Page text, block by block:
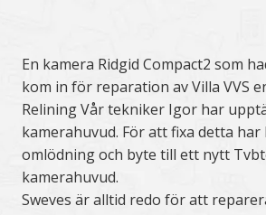
En kamera Ridgid Compact2 som
kom in för reparation av Villa VVS
Relining Vår tekniker Igor har
kamerahuvud. För att fixa detta
omlödning och byte till ett nytt
kamerahuvud.
Sweves är alltid redo för att